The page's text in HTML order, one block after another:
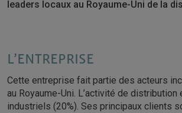
leaders locaux au Royaume-Uni de la
L’ENTREPRISE
Cette entreprise fait partie des acteurs
au Royaume-Uni. L’activité de
industriels (20%). Ses principaux clients